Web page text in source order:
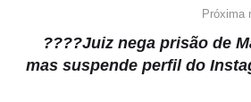
Próxima
????Juiz nega prisão de
mas suspende perfil do